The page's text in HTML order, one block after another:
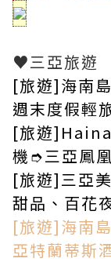
♥︎三亞旅遊
[旅遊]海南
週末度假輕
[旅遊
機➮三亞鳳
[旅遊]三亞
甜品、百花
[旅遊]海南
亞特蘭蒂斯